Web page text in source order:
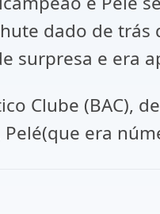
dado de
surpresa e era
Clube (BAC),
era